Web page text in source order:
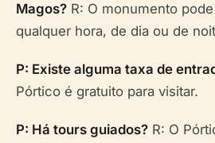
Magos? R: O monumento
qualquer hora, de dia ou de
P: Existe alguma taxa de
Pórtico é gratuito para visitar.
P: Há tours guiados? R: O